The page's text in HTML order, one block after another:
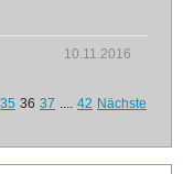
10.11.2016
35 36 37 .... 42 Nächste